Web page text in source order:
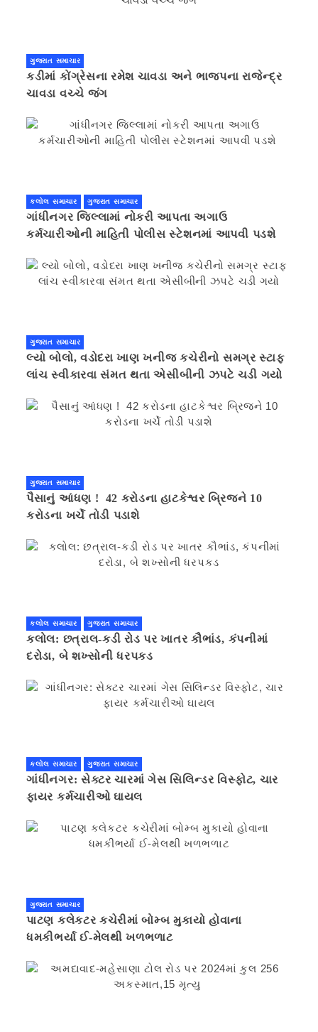
ગુજરાત સમાચાર
કડીમાં કોંગ્રેસના રમેશ ચાવડા અને ભાજપના રાજેન્દ્ર
ચાવડા વચ્ચે જંગ
કલોલ સમાચાર ગુજરાત સમાચાર
ગાંધીનગર જિલ્લામાં નોકરી આપતા અગાઉ
કર્મચારીઓની માહિતી પોલીસ સ્ટેશનમાં આપવી પડશે
ગુજરાત સમાચાર
લ્યો બોલો, વડોદરા ખાણ ખનીજ કચેરીનો સમગ્ર સ્ટાફ
લાંચ સ્વીકારવા સંમત થતા એસીબીની ઝપટે ચડી ગયો
ગુજરાત સમાચાર
પૈસાનું આંધણ ! 42 કરોડના હાટકેશ્વર બ્રિજને 10
કરોડના ખર્ચે તોડી પડાશે
કલોલ સમાચાર ગુજરાત સમાચાર
કલોલ: છત્રાલ-કડી રોડ પર ખાતર કૌભાંડ, કંપનીમાં
દરોડા, બે શખ્સોની ધરપકડ
કલોલ સમાચાર ગુજરાત સમાચાર
ગાંધીનગર: સેક્ટર ચારમાં ગેસ સિલિન્ડર વિસ્ફોટ, ચાર
ફાયર કર્મચારીઓ ઘાયલ
ગુજરાત સમાચાર
પાટણ કલેકટર કચેરીમાં બોમ્બ મુકાયો હોવાના
ધમકીભર્યા ઈ-મેલથી ખળભળાટ